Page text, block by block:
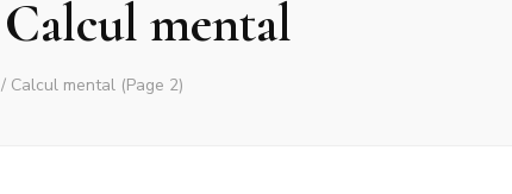
Calcul mental
/ Calcul mental (Page 2)